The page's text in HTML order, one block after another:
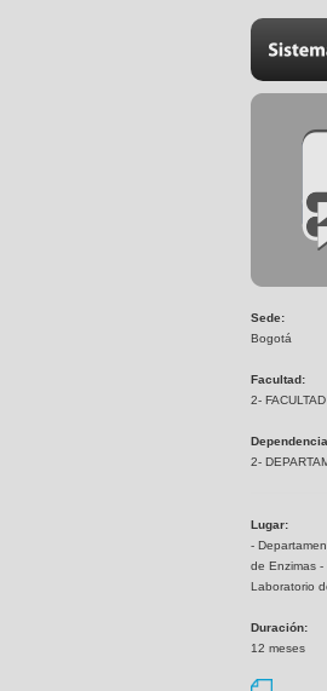
Sede:
Bogotá
Facultad:
2-
2-
Lugar:
-
de Enzimas
Laboratorio
Duración:
12 meses